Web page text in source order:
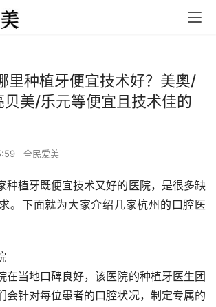
里种植牙便宜技术好？美奥/
美/乐元等便宜且技术佳的
全民爱美
种植牙既便宜技术又好的医院，是很多缺
。下面就为大家介绍几家杭州的口腔医
在当地口碑良好，该医院的种植牙医生团
会针对每位患者的口腔状况，制定专属的